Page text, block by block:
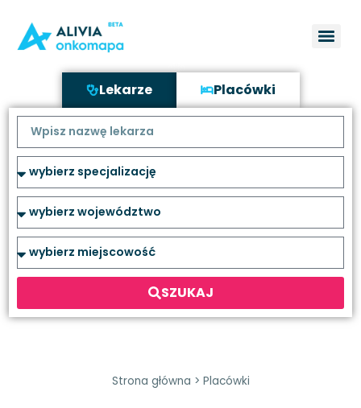
Lekarze Placówki
SZUKAJ
Strona główna > Placówki